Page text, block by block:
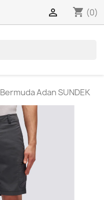
shopping_cart (0)

Bermuda Adan SUNDEK